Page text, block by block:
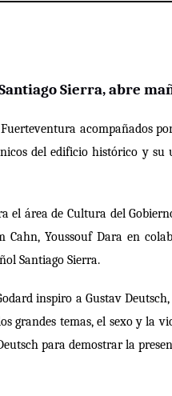
Sierra,abre
acompañados
del edificio histórico y
área de Cultura del
Youssouf Dara en
Santiago Sierra.
inspiro a Gustav
grandes temas, el sexo y la
para demostrar la